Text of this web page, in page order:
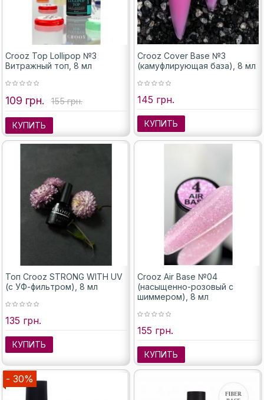
Crooz Top Lollipop №3
Витражный топ, 8 мл
109 грн. 155 грн.
КУПИТЬ
Crooz Cover Base №3
(камуфлирующая база), 8 мл
145 грн.
КУПИТЬ
Топ Crooz STRONG WITH UV
(с УФ-фильтром), 8 мл
135 грн.
КУПИТЬ
Crooz Air Base №04
(насыщенно-розовый с
шиммером), 8 мл
155 грн.
КУПИТЬ
- 30%